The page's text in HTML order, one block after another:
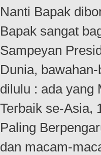
Nanti Bapak
Bapak sangat
Sampeyan
Dunia,
dilulu : ada yang
Terbaik se-Asia,
Paling
dan macam-